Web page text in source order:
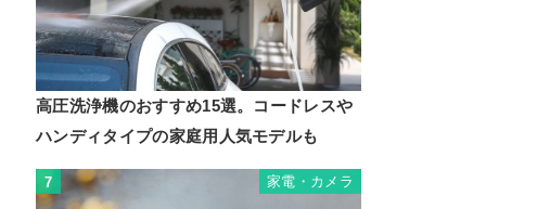
高圧洗浄機のおすすめ15選。コードレスや
ハンディタイプの家庭用人気モデルも
7 家電・カメラ